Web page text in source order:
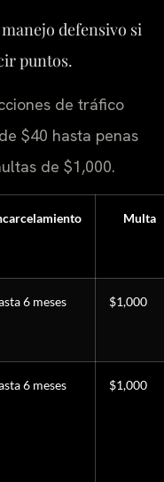
defensivo si
puntos.
de tráfico
$40 hasta penas
de $1,000.
Multa
6 meses $1,000
6 meses $1,000